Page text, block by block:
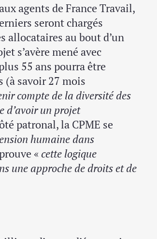
agents de France Travail,
seront chargés
allocataires au bout d’un
s’avère mené avec
55 ans pourra être
(à savoir 27 mois
compte de la diversité des
d’avoir un projet
patronal, la CPME se
humaine dans
« cette logique
une approche de droits et de